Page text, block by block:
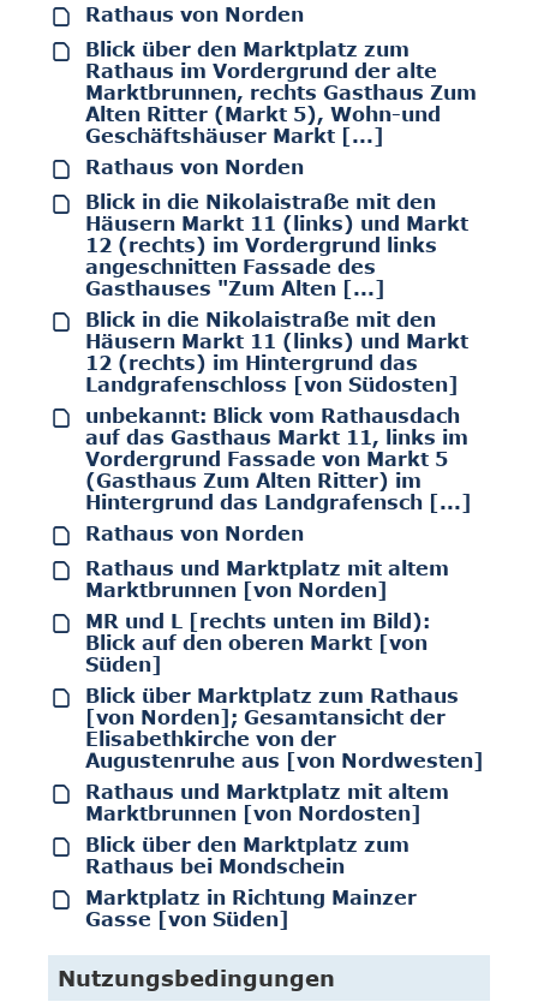
Rathaus von Norden
Blick über den Marktplatz zum
Rathaus im Vordergrund der alte
Marktbrunnen, rechts Gasthaus Zum
Alten Ritter (Markt 5), Wohn-und
Geschäftshäuser Markt [...]
Rathaus von Norden
Blick in die Nikolaistraße mit den
Häusern Markt 11 (links) und Markt
12 (rechts) im Vordergrund links
angeschnitten Fassade des
Gasthauses "Zum Alten [...]
Blick in die Nikolaistraße mit den
Häusern Markt 11 (links) und Markt
12 (rechts) im Hintergrund das
Landgrafenschloss [von Südosten]
unbekannt: Blick vom Rathausdach
auf das Gasthaus Markt 11, links im
Vordergrund Fassade von Markt 5
(Gasthaus Zum Alten Ritter) im
Hintergrund das Landgrafensch [...]
Rathaus von Norden
Rathaus und Marktplatz mit altem
Marktbrunnen [von Norden]
MR und L [rechts unten im Bild):
Blick auf den oberen Markt [von
Süden]
Blick über Marktplatz zum Rathaus
[von Norden]; Gesamtansicht der
Elisabethkirche von der
Augustenruhe aus [von Nordwesten]
Rathaus und Marktplatz mit altem
Marktbrunnen [von Nordosten]
Blick über den Marktplatz zum
Rathaus bei Mondschein
Marktplatz in Richtung Mainzer
Gasse [von Süden]
Nutzungsbedingungen